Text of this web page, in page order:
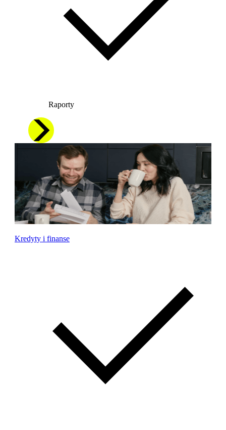
Raporty
Kredyty i finanse